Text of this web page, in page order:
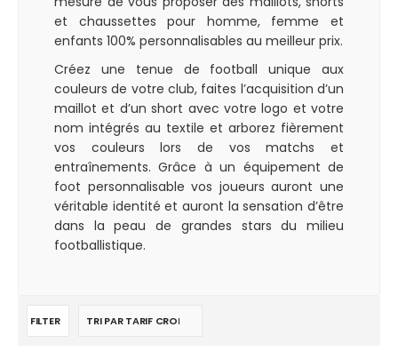
et chaussettes pour homme, femme et
enfants 100% personnalisables au meilleur prix.
Créez une tenue de football unique aux
couleurs de votre club, faites l’acquisition d’un
maillot et d’un short avec votre logo et votre
nom intégrés au textile et arborez fièrement
vos couleurs lors de vos matchs et
entraînements. Grâce à un équipement de
foot personnalisable vos joueurs auront une
véritable identité et auront la sensation d’être
dans la peau de grandes stars du milieu
footballistique.
FILTER